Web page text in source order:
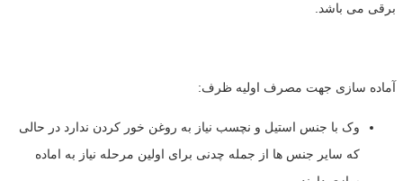
برقی می باشد.
آماده سازی جهت مصرف اولیه ظرف:
وک با جنس استیل و نچسب نیاز به روغن خور کردن ندارد در حالی
که سایر جنس ها از جمله چدنی برای اولین مرحله نیاز به اماده